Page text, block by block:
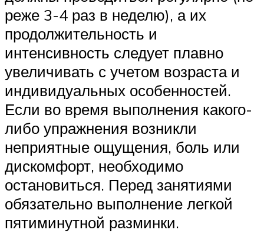
реже 3-4 раз в неделю), а их
продолжительность и
интенсивность следует плавно
увеличивать с учетом возраста и
индивидуальных особенностей.
Если во время выполнения какого-
либо упражнения возникли
неприятные ощущения, боль или
дискомфорт, необходимо
остановиться. Перед занятиями
обязательно выполнение легкой
пятиминутной разминки.